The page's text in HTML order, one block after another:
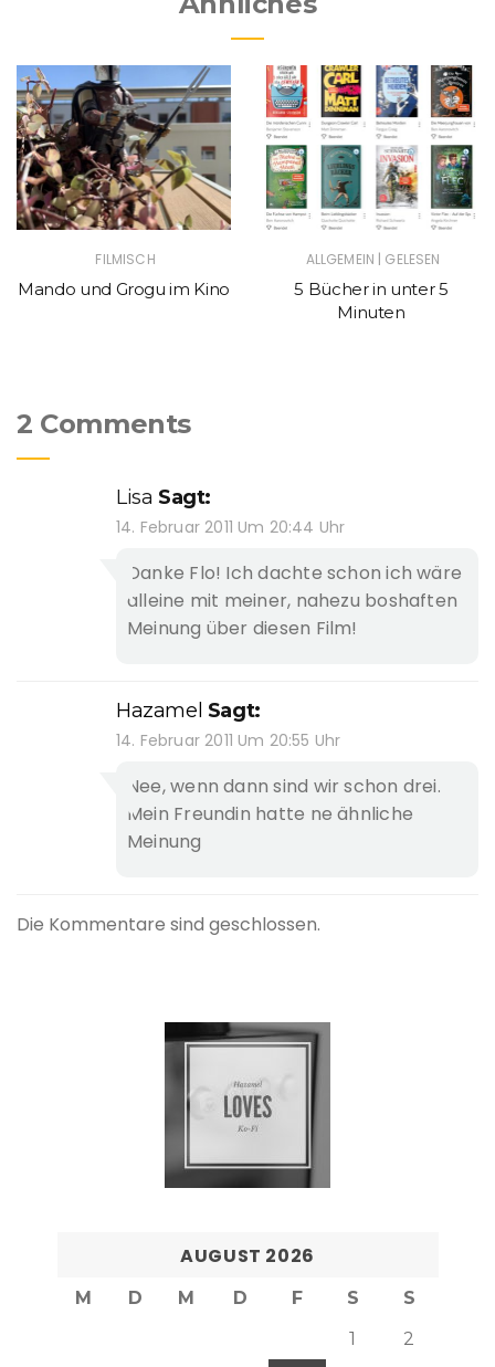
FILMISCH
Mando und Grogu im Kino
ALLGEMEIN | GELESEN
5 Bücher in unter 5
Minuten
2 Comments
Lisa Sagt:
14. Februar 2011 Um 20:44 Uhr
Danke Flo! Ich dachte schon ich wäre
alleine mit meiner, nahezu boshaften
Meinung über diesen Film!
Hazamel Sagt:
14. Februar 2011 Um 20:55 Uhr
Nee, wenn dann sind wir schon drei.
Mein Freundin hatte ne ähnliche
Meinung
Die Kommentare sind geschlossen.
AUGUST 2026
M D M D F S
S
1
2